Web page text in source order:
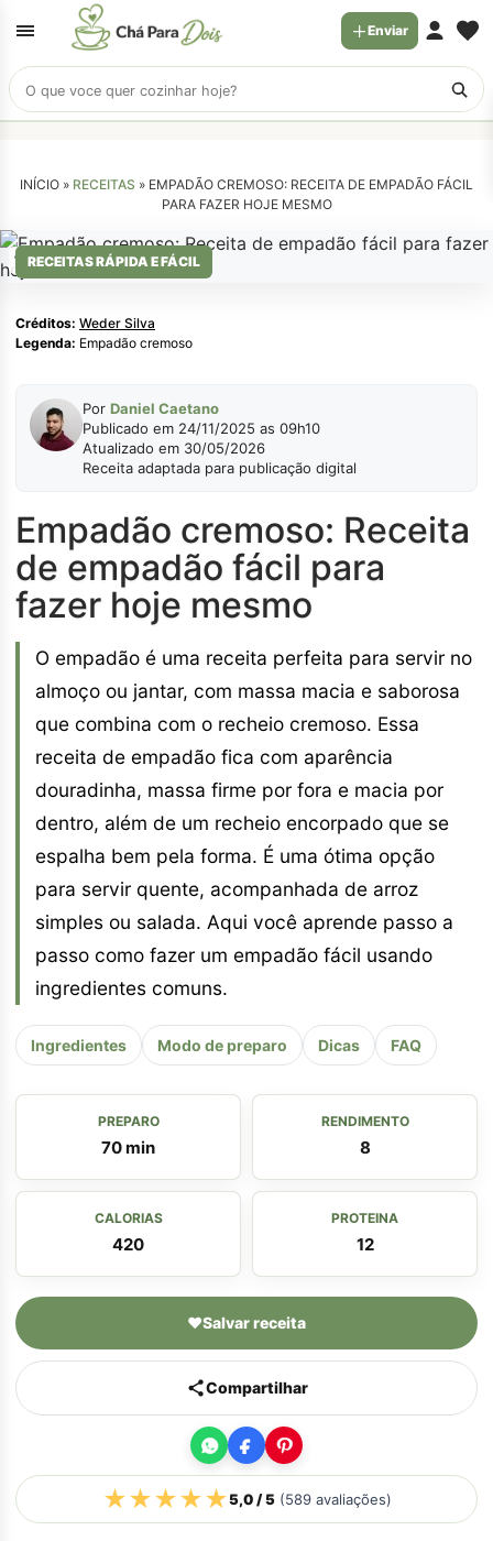
Buscar
receitas
Enviar
INÍCIO » RECEITAS » EMPADÃO CREMOSO: RECEITA DE EMPADÃO FÁCIL
PARA FAZER HOJE MESMO
RECEITAS RÁPIDA E FÁCIL
Weder Silva
Créditos: Weder Silva
Legenda: Empadão cremoso
Por Daniel Caetano
Publicado em 24/11/2025 as 09h10
Atualizado em 30/05/2026
Receita adaptada para publicação digital
Empadão cremoso: Receita
de empadão fácil para
fazer hoje mesmo
O empadão é uma receita perfeita para servir no
almoço ou jantar, com massa macia e saborosa
que combina com o recheio cremoso. Essa
receita de empadão fica com aparência
douradinha, massa firme por fora e macia por
dentro, além de um recheio encorpado que se
espalha bem pela forma. É uma ótima opção
para servir quente, acompanhada de arroz
simples ou salada. Aqui você aprende passo a
passo como fazer um empadão fácil usando
ingredientes comuns.
Ingredientes Modo de preparo Dicas FAQ
PREPARO
70 min
RENDIMENTO
8
CALORIAS
420
PROTEINA
12
♥Salvar receita
Compartilhar
★★★★★5,0/ 5(589avaliações)